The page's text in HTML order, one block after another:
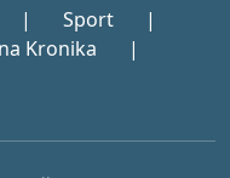
| Sport
|
Kronika
|